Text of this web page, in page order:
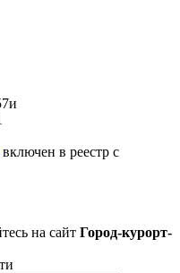
включен в реестр с
на сайт Город-курорт-